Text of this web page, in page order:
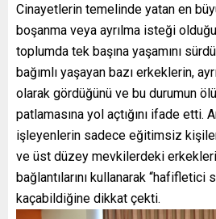
Cinayetlerin temelinde yatan en
boşanma veya ayrılma isteği
toplumda tek başına yaşamını
bağımlı yaşayan bazı erkeklerin,
olarak gördüğünü ve bu durumun
patlamasına yol açtığını ifade etti.
işleyenlerin sadece eğitimsiz
ve üst düzey mevkilerdeki
bağlantılarını kullanarak
kaçabildiğine dikkat çekti.